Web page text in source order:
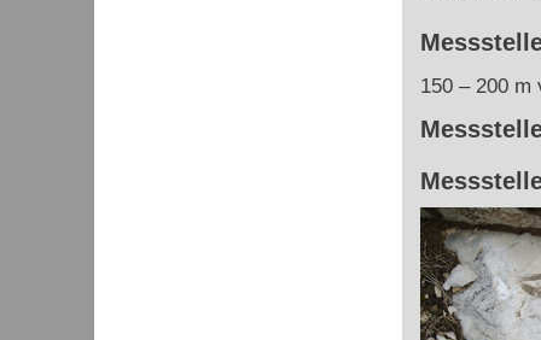
150 – 200